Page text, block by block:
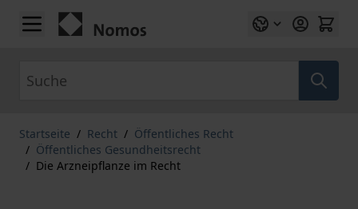
Zum Inhalt springen
Startseite / Recht / Öffentliches Recht
/ Öffentliches Gesundheitsrecht
/ Die Arzneipflanze im Recht